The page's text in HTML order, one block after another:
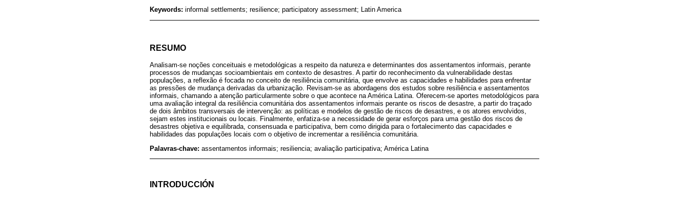
Keywords: informal settlements; resilience; participatory assessment; Latin America
RESUMO
Analisam-se noções conceituais e metodológicas a respeito da natureza e determinantes dos assentamentos informais, perante
processos de mudanças socioambientais em contexto de desastres. A partir do reconhecimento da vulnerabilidade destas
populações, a reflexão é focada no conceito de resiliência comunitária, que envolve as capacidades e habilidades para enfrentar
as pressões de mudança derivadas da urbanização. Revisam-se as abordagens dos estudos sobre resiliência e assentamentos
informais, chamando a atenção particularmente sobre o que acontece na América Latina. Oferecem-se aportes metodológicos para
uma avaliação integral da resiliência comunitária dos assentamentos informais perante os riscos de desastre, a partir do traçado
de dois âmbitos transversais de intervenção: as políticas e modelos de gestão de riscos de desastres, e os atores envolvidos,
sejam estes institucionais ou locais. Finalmente, enfatiza-se a necessidade de gerar esforços para uma gestão dos riscos de
desastres objetiva e equilibrada, consensuada e participativa, bem como dirigida para o fortalecimento das capacidades e
habilidades das populações locais com o objetivo de incrementar a resiliência comunitária.
Palavras-chave: assentamentos informais; resiliencia; avaliação participativa; América Latina
INTRODUCCIÓN